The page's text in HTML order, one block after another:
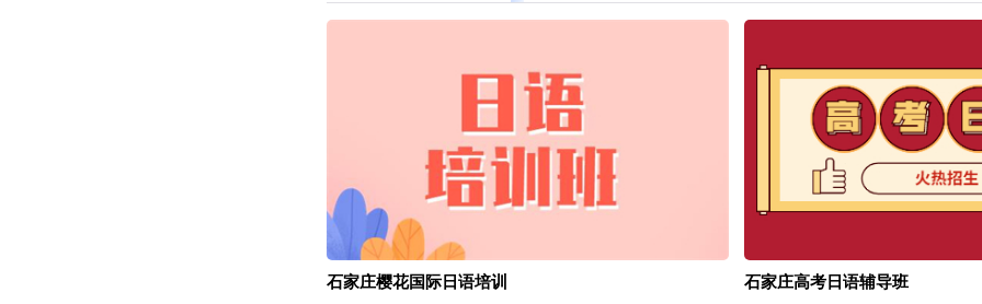
石家庄樱花国际日语培训 石家庄高考日语辅导班